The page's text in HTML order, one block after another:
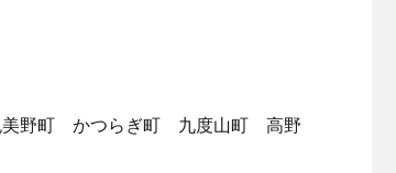
野町 かつらぎ町 九度山町 高野